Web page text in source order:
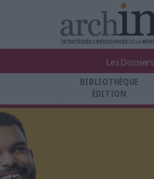
BIBLIOTHÈQUE ÉDITION
ARCHIVES PATRIMOINE
VEILLE DOCUMENTATION
UNIVERS DATA
TRAVAIL COLLABORATIF
Les Dossiers
BIBLIOTHÈQUE
ÉDITION